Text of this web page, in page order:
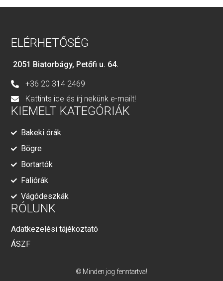
ELÉRHETŐSÉG
2051 Biatorbágy, Petőfi u. 64.
+36 20 314 2469
Kattints ide és írj nekünk e-mailt!
KIEMELT KATEGÓRIÁK
Bakeki órák
Bögre
Bortartók
Faliórák
Vágódeszkák
RÓLUNK
Adatkezelési tájékoztató
ÁSZF
© Minden jog fenntartva!